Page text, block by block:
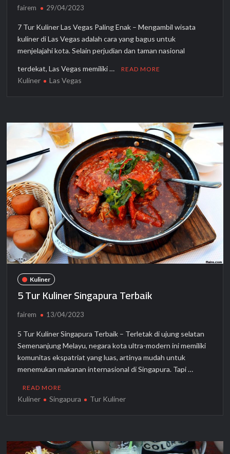
fairem 29/04/2023
7 Tur Kuliner Las Vegas Paling Enak – Mengambil wisata
kuliner di Las Vegas adalah cara yang bagus untuk
menjelajahi kota. Selain perjudian dan taman nasional
terdekat, Las Vegas memiliki … READ MORE
Kuliner Las Vegas
Kuliner
5 Tur Kuliner Singapura Terbaik
fairem 13/04/2023
5 Tur Kuliner Singapura Terbaik – Terletak di ujung selatan
Semenanjung Melayu, negara kota ultra-modern ini memiliki
komunitas ekspatriat yang luas, artinya mudah untuk
menemukan makanan internasional di Singapura. Tapi …
READ MORE
Kuliner Singapura Tur Kuliner